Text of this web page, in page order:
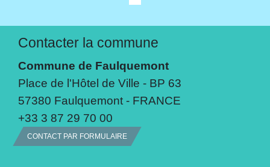
Contacter la commune
Commune de Faulquemont
Place de l'Hôtel de Ville - BP 63
57380 Faulquemont - FRANCE
+33 3 87 29 70 00
CONTACT PAR FORMULAIRE